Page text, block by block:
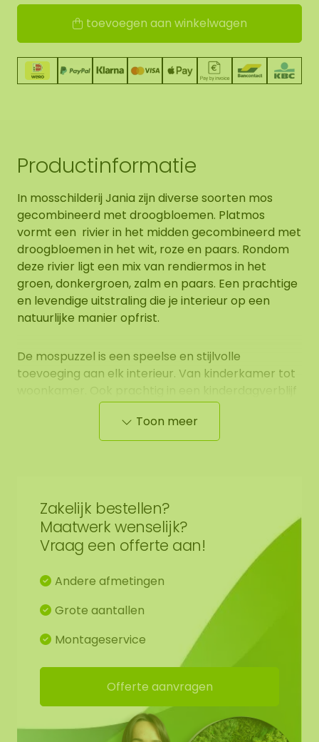
toevoegen aan winkelwagen
Productinformatie
In mosschilderij Jania zijn diverse soorten mos
gecombineerd met droogbloemen. Platmos
vormt een rivier in het midden gecombineerd met
droogbloemen in het wit, roze en paars. Rondom
deze rivier ligt een mix van rendiermos in het
groen, donkergroen, zalm en paars. Een prachtige
en levendige uitstraling die je interieur op een
natuurlijke manier opfrist.
De mospuzzel is een speelse en stijlvolle
toevoeging aan elk interieur. Van kinderkamer tot
of als origineel cadeau. Ook binnen bedrijven is de
mospuzzel een krachtig symbool voor
samenwerking. Laat elke afdeling haar eigen
Montage
De puzzelvorm is zo ontworpen dat meerdere
stukken perfect in elkaar passen.
Bevestig de mospuzzel eenvoudig met
kleefpads, die je direct kunt mee bestellen.
Voor extra stevigheid adviseren wij om
daarnaast montage kit te gebruiken. Deze
leveren wij niet mee.
Houd er rekening mee dat de hechting per
muurtype kan verschillen. De kleefpads bieden
Toon meer
Zakelijk bestellen?
Maatwerk wenselijk?
Vraag een offerte aan!
Andere afmetingen
Grote aantallen
Montageservice
Offerte aanvragen